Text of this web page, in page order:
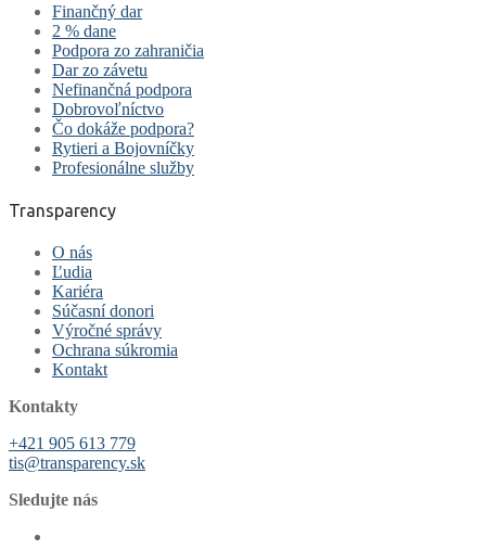
Finančný dar
2 % dane
Podpora zo zahraničia
Dar zo závetu
Nefinančná podpora
Dobrovoľníctvo
Čo dokáže podpora?
Rytieri a Bojovníčky
Profesionálne služby
Transparency
O nás
Ľudia
Kariéra
Súčasní donori
Výročné správy
Ochrana súkromia
Kontakt
Kontakty
+421 905 613 779
tis@transparency.sk
Sledujte nás